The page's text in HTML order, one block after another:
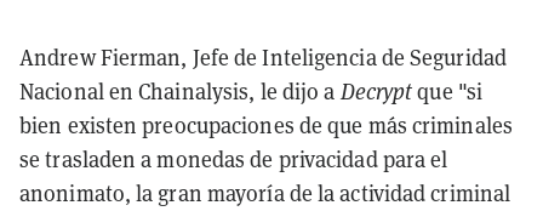
Andrew Fierman, Jefe de Inteligencia de Seguridad
Nacional en Chainalysis, le dijo a Decryptque "si
bien existen preocupaciones de que más criminales
se trasladen a monedas de privacidad para el
anonimato, la gran mayoría de la actividad criminal